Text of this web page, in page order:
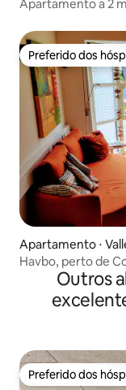
Apartamento a 2
Preferido dos
Preferido dos
Apartamento ⋅
Havbo, perto de
gratuitoOutros
Preferido dos
Preferido dos